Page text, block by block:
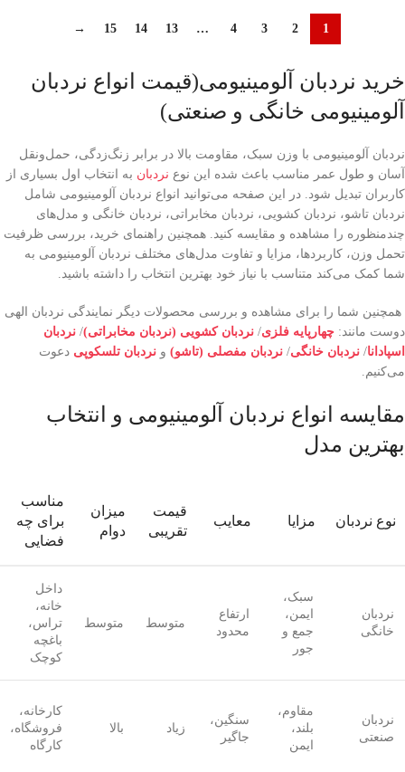
1
2
3
4
…
13
14
15
→
خرید نردبان آلومینیومی(قیمت انواع نردبان
آلومینیومی خانگی و صنعتی)
نردبان آلومینیومی با وزن سبک، مقاومت بالا در برابر زنگ‌زدگی، حمل‌ونقل
آسان و طول عمر مناسب باعث شده این نوع نردبان به انتخاب اول بسیاری از
کاربران تبدیل شود. در این صفحه می‌توانید انواع نردبان آلومینیومی شامل
نردبان تاشو، نردبان کشویی، نردبان مخابراتی، نردبان خانگی و مدل‌های
چندمنظوره را مشاهده و مقایسه کنید. همچنین راهنمای خرید، بررسی ظرفیت
تحمل وزن، کاربردها، مزایا و تفاوت مدل‌های مختلف نردبان آلومینیومی به
شما کمک می‌کند متناسب با نیاز خود بهترین انتخاب را داشته باشید.
همچنین شما را برای مشاهده و بررسی محصولات دیگر نمایندگی نردبان الهی
دوست مانند: چهارپایه فلزی/ نردبان کشویی (نردبان مخابراتی)/ نردبان
اسپادانا/ نردبان خانگی/ نردبان مفصلی (تاشو) و نردبان تلسکوپی دعوت
می‌کنیم.
مقایسه انواع نردبان آلومینیومی و انتخاب
بهترین مدل
نوع نردبان مزایا معایب
قیمت
تقریبی
میزان
دوام
مناسب
برای چه
فضایی
نردبان
خانگی
سبک،
ایمن،
جمع و
جور
ارتفاع
محدود
متوسط متوسط
داخل
خانه،
تراس،
باغچه
کوچک
نردبان
صنعتی
مقاوم،
بلند،
ایمن
سنگین،
جاگیر
زیاد بالا
کارخانه،
فروشگاه،
کارگاه